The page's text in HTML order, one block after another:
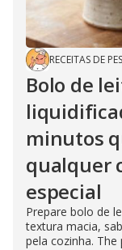
RECEITAS DE
Bolo de
minutos
qualquer
especial
Prepare bolo de
textura macia,
pela cozinha. The